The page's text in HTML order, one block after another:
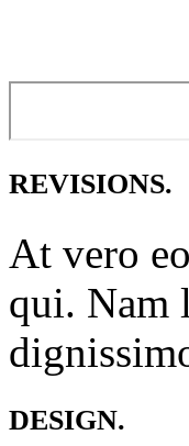
REVISIONS.
At vero
qui. Nam
DESIGN.